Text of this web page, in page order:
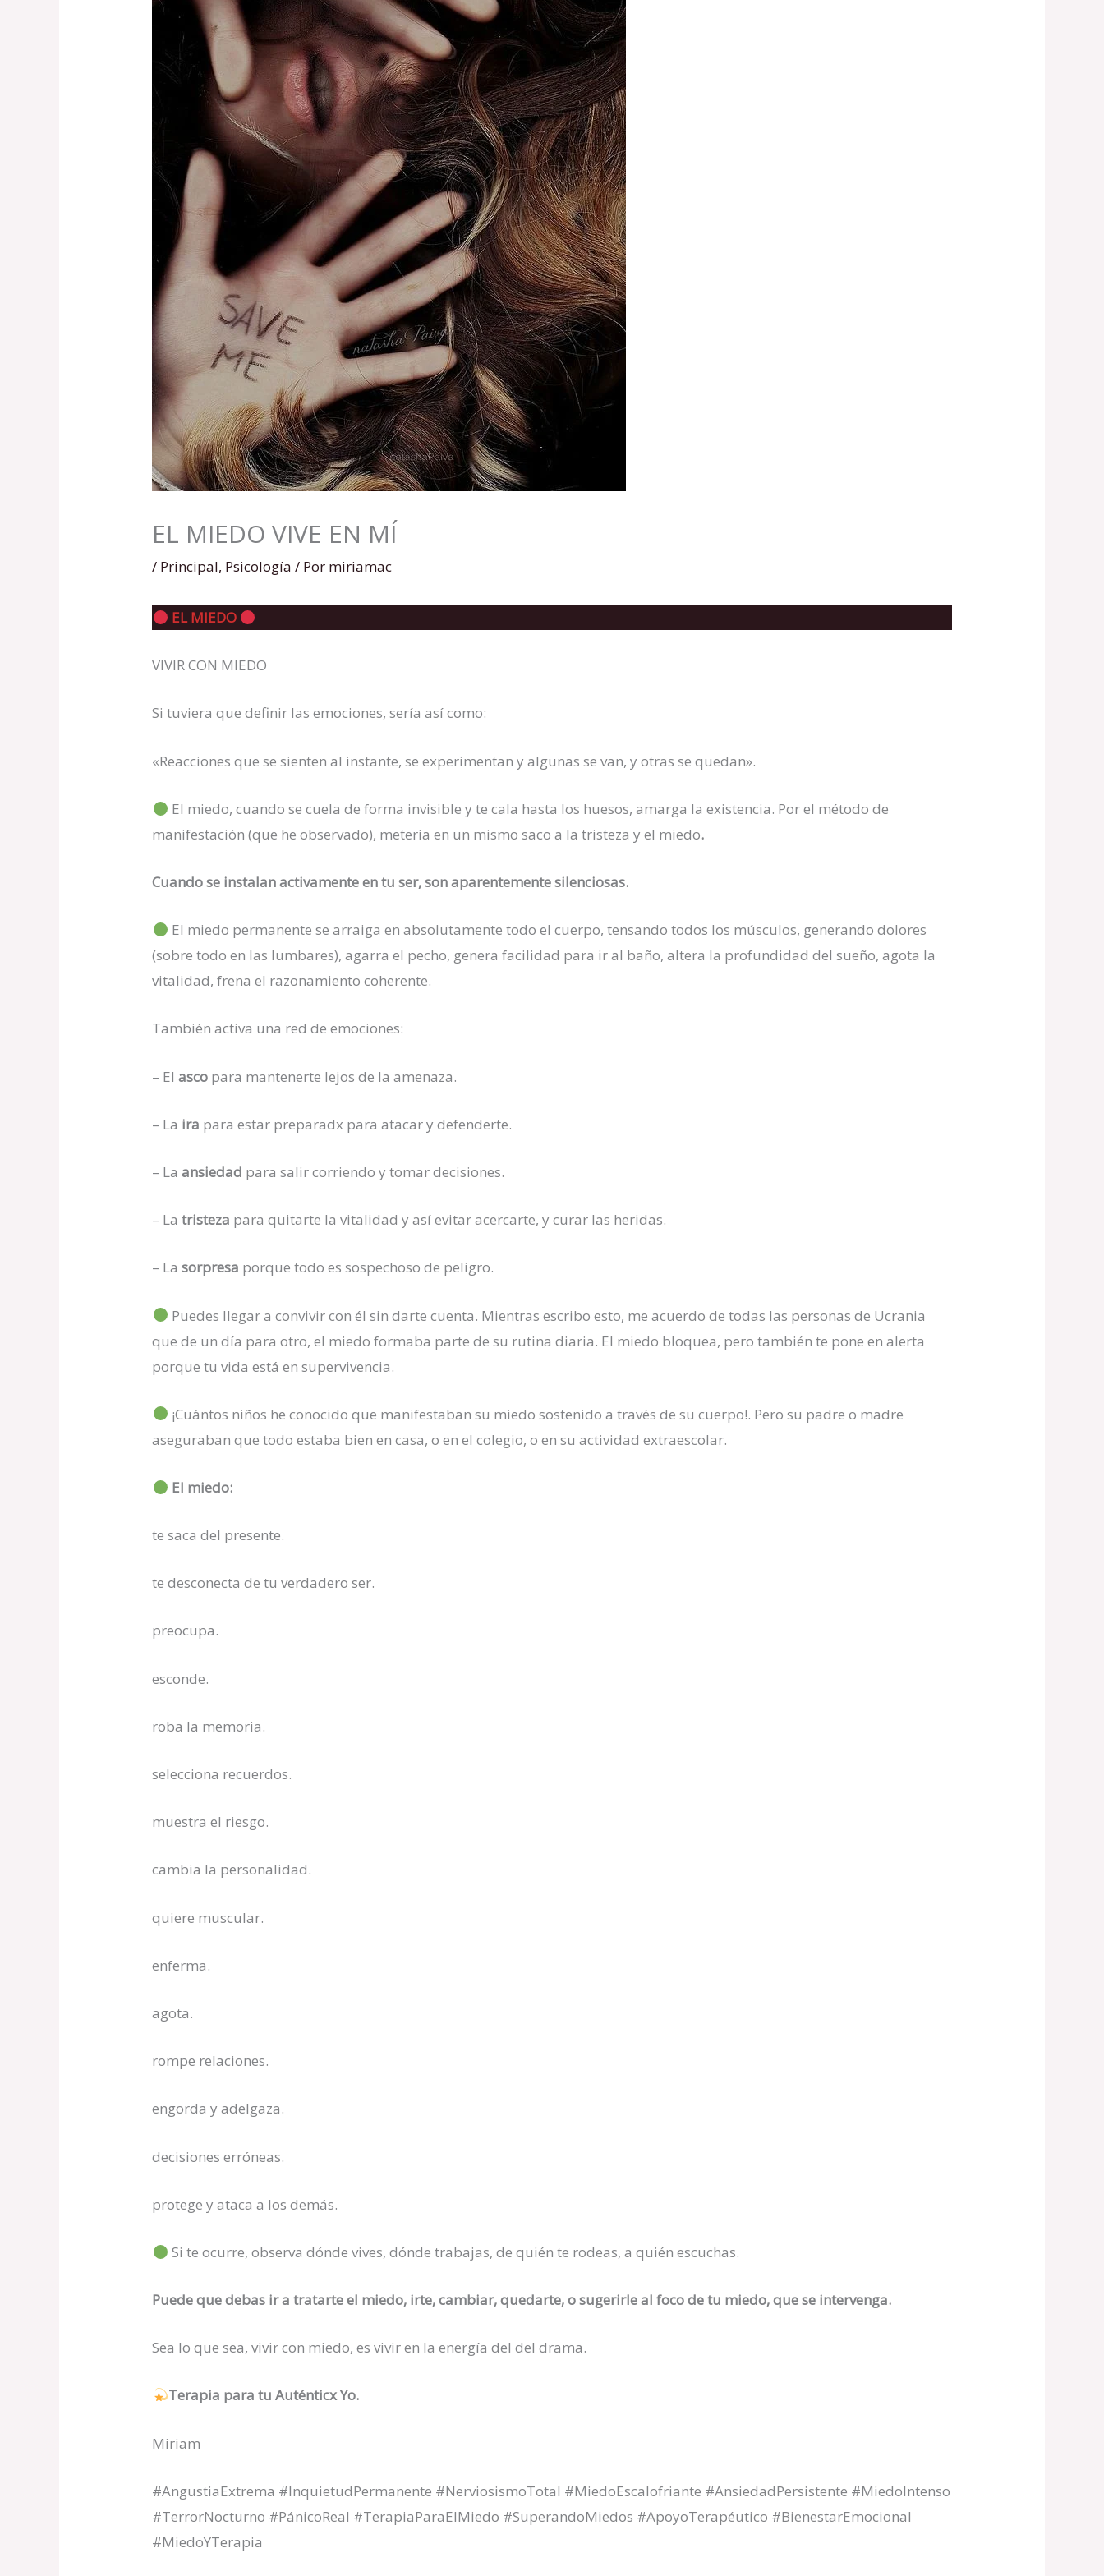
EL MIEDO VIVE EN MÍ
/ Principal, Psicología / Por miriamac
EL MIEDO
VIVIR CON MIEDO
Si tuviera que definir las emociones, sería así como:
«Reacciones que se sienten al instante, se experimentan y algunas se van, y otras se quedan».
El miedo, cuando se cuela de forma invisible y te cala hasta los huesos, amarga la existencia. Por el método de
manifestación (que he observado), metería en un mismo saco a la tristeza y el miedo.
Cuando se instalan activamente en tu ser, son aparentemente silenciosas.
El miedo permanente se arraiga en absolutamente todo el cuerpo, tensando todos los músculos, generando dolores
(sobre todo en las lumbares), agarra el pecho, genera facilidad para ir al baño, altera la profundidad del sueño, agota la
vitalidad, frena el razonamiento coherente.
También activa una red de emociones:
– Elasco para mantenerte lejos de la amenaza.
– La ira para estar preparadx para atacar y defenderte.
– Laansiedad para salir corriendo y tomar decisiones.
– Latristeza para quitarte la vitalidad y así evitar acercarte, y curar las heridas.
– Lasorpresa porque todo es sospechoso de peligro.
Puedes llegar a convivir con él sin darte cuenta. Mientras escribo esto, me acuerdo de todas las personas de Ucrania
que de un día para otro, el miedo formaba parte de su rutina diaria. El miedo bloquea, pero también te pone en alerta
porque tu vida está en supervivencia.
¡Cuántos niños he conocido que manifestaban su miedo sostenido a través de su cuerpo!. Pero su padre o madre
aseguraban que todo estaba bien en casa, o en el colegio, o en su actividad extraescolar.
El miedo:
te saca del presente.
te desconecta de tu verdadero ser.
preocupa.
esconde.
roba la memoria.
selecciona recuerdos.
muestra el riesgo.
cambia la personalidad.
quiere muscular.
enferma.
agota.
rompe relaciones.
engorda y adelgaza.
decisiones erróneas.
protege y ataca a los demás.
Si te ocurre, observa dónde vives, dónde trabajas, de quién te rodeas, a quién escuchas.
Puede que debas ir a tratarte el miedo, irte, cambiar, quedarte, o sugerirle al foco de tu miedo, que se intervenga.
Sea lo que sea, vivir con miedo, es vivir en la energía del del drama.
Terapia para tu Auténticx Yo.
Miriam
#AngustiaExtrema #InquietudPermanente #NerviosismoTotal #MiedoEscalofriante #AnsiedadPersistente #MiedoIntenso
#TerrorNocturno #PánicoReal #TerapiaParaElMiedo #SuperandoMiedos #ApoyoTerapéutico #BienestarEmocional
#MiedoYTerapia